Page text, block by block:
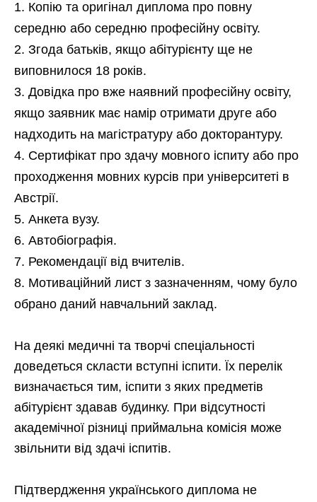
Копію та оригінал диплома про повну
середню або середню професійну освіту.
Згода батьків, якщо абітурієнту ще не
виповнилося 18 років.
Довідка про вже наявний професійну освіту,
якщо заявник має намір отримати друге або
надходить на магістратуру або докторантуру.
Сертифікат про здачу мовного іспиту або про
проходження мовних курсів при університеті в
Австрії.
Анкета вузу.
Автобіографія.
Рекомендації від вчителів.
Мотиваційний лист з зазначенням, чому було
обрано даний навчальний заклад.
На деякі медичні та творчі спеціальності
доведеться скласти вступні іспити. Їх перелік
визначається тим, іспити з яких предметів
абітурієнт здавав будинку. При відсутності
академічної різниці приймальна комісія може
звільнити від здачі іспитів.
Підтвердження українського диплома не